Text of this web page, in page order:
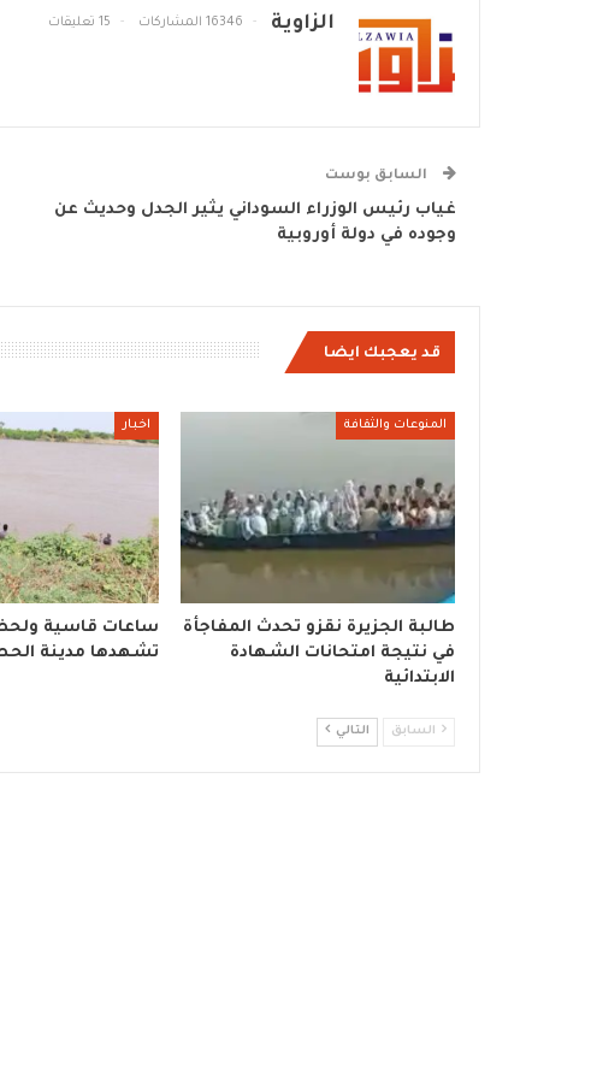
الزاوية 16346 المشاركات 15 تعليقات
السابق بوست
غياب رئيس الوزراء السوداني يثير الجدل وحديث عن
وجوده في دولة أوروبية
قد يعجبك ايضا
المنوعات والثقافة
طالبة الجزيرة نقزو تحدث المفاجأة
في نتيجة امتحانات الشهادة
الابتدائية
اخبار
ساعات قاسية
تشهدها مدينة
السابق التالي